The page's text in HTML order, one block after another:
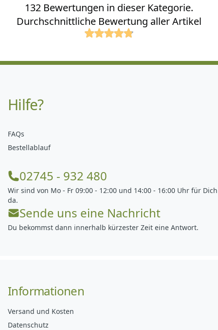
132 Bewertungen in dieser Kategorie.
Durchschnittliche Bewertung aller Artikel
Hilfe?
FAQs
Bestellablauf
02745 - 932 480
Wir sind von Mo - Fr 09:00 - 12:00 und 14:00 - 16:00 Uhr für Dich
da.
Sende uns eine Nachricht
Du bekommst dann innerhalb kürzester Zeit eine Antwort.
Informationen
Versand und Kosten
Datenschutz